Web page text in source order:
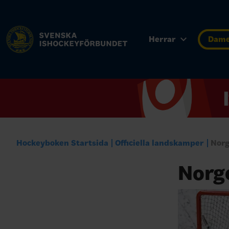
Herrar
Hockeyboken Startsida Officiella landskamper